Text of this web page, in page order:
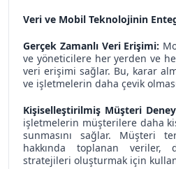
Veri ve Mobil Teknolojinin
Gerçek Zamanlı Veri Erişimi:
ve yöneticilere her yerden ve
veri erişimi sağlar. Bu, karar
ve işletmelerin daha çevik
Kişiselleştirilmiş Müşteri
işletmelerin müşterilere daha
sunmasını sağlar. Müşteri
hakkında toplanan veriler,
stratejileri oluşturmak için